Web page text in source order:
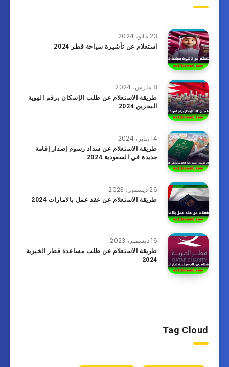
23 مايو، 2024
استعلام عن تأشيرة سياحة قطر 2024
8 مارس، 2024
طريقة الاستعلام عن طلب الإسكان برقم الهوية
البحرين 2024
14 يناير، 2024
طريقة الاستعلام عن سداد رسوم إصدار إقامة
جديدة في السعودية 2024
26 ديسمبر، 2023
طريقة الاستعلام عن عقد عمل بالامارات 2024
16 ديسمبر، 2023
طريقة الاستعلام عن طلب مساعدة قطر الخيرية
2024
Tag Cloud